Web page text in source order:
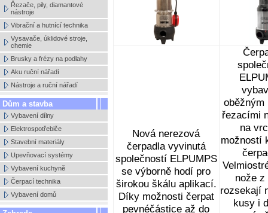
Řezače, pily, diamantové
nástroje
Vibrační a hutnící technika
Vysavače, úklidové stroje,
chemie
Brusky a frézy na podlahy
Aku ruční nářadí
Nástroje a ruční nářadí
Dům a stavba
Vybavení dílny
Elektrospotřebiče
Stavební materiály
Upevňovací systémy
Vybavení kuchyně
Čerpací technika
Vybavení domů
Nová nerezová
čerpadla vyvinutá
společností ELPUMPS
se výborně hodí pro
širokou škálu aplikací.
Díky možnosti čerpat
pevnéčástice až do
oběžným
řezacími
na
možností
nože z
rozsekají
kusy i